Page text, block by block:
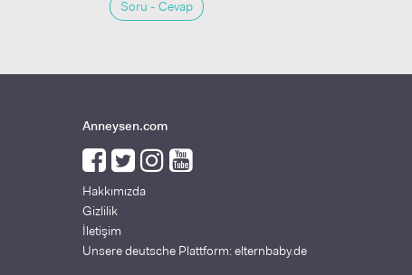
Soru - Cevap
Anneysen.com
Hakkımızda
Gizlilik
İletişim
Unsere deutsche Plattform: elternbaby.de